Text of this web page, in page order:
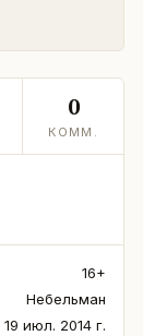
0
КОММ.
16+
Небельман
19 июл. 2014 г.